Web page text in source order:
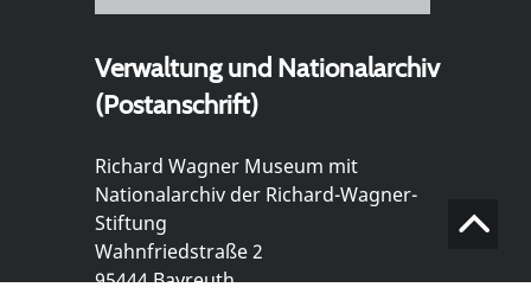
Verwaltung und Nationalarchiv
(Postanschrift)
Richard Wagner Museum mit
Nationalarchiv der Richard-Wagner-
Stiftung
Wahnfriedstraße 2
95444 Bayreuth